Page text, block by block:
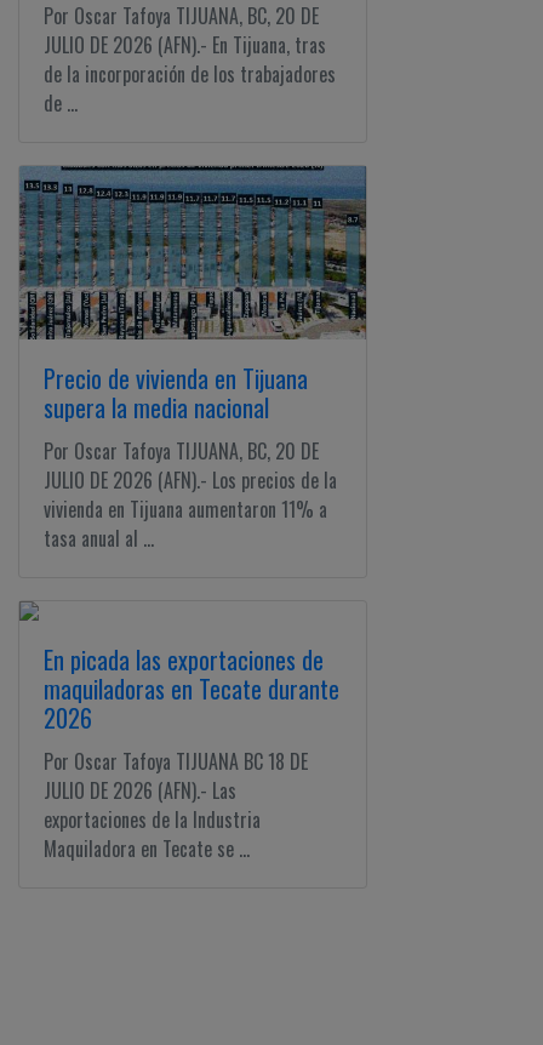
Por Oscar Tafoya TIJUANA, BC, 20 DE
JULIO DE 2026 (AFN).- En Tijuana, tras
de la incorporación de los trabajadores
de ...
Precio de vivienda en Tijuana
supera la media nacional
Por Oscar Tafoya TIJUANA, BC, 20 DE
JULIO DE 2026 (AFN).- Los precios de la
vivienda en Tijuana aumentaron 11% a
tasa anual al ...
En picada las exportaciones de
maquiladoras en Tecate durante
2026
Por Oscar Tafoya TIJUANA BC 18 DE
JULIO DE 2026 (AFN).- Las
exportaciones de la Industria
Maquiladora en Tecate se ...